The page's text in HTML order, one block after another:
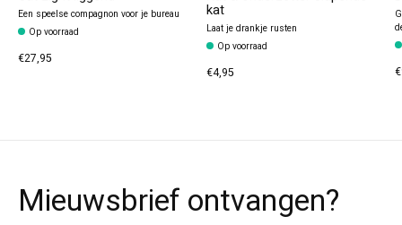
Een speelse compagnon voor je bureau
Op voorraad
€27,95
kat
Laat je drankje rusten
Op voorraad
€4,95
Mieuwsbrief ontvangen?